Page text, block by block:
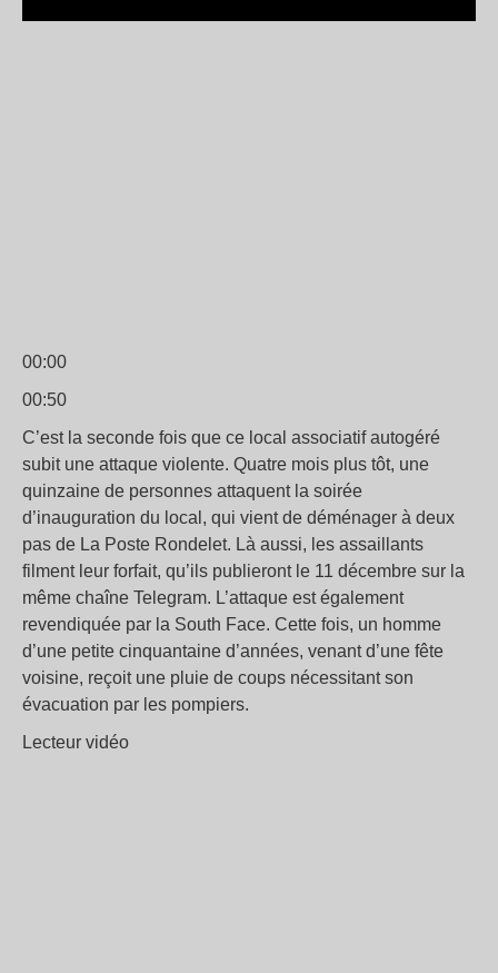
00:00
00:50
C’est la seconde fois que ce local associatif autogéré
subit une attaque violente. Quatre mois plus tôt, une
quinzaine de personnes attaquent la soirée
d’inauguration du local, qui vient de déménager à deux
pas de La Poste Rondelet. Là aussi, les assaillants
filment leur forfait, qu’ils publieront le 11 décembre sur la
même chaîne Telegram. L’attaque est également
revendiquée par la South Face. Cette fois, un homme
d’une petite cinquantaine d’années, venant d’une fête
voisine, reçoit une pluie de coups nécessitant son
évacuation par les pompiers.
Lecteur vidéo